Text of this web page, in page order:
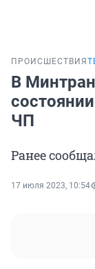
ПРОИСШЕСТВИЯ
В
ЧП
Ранее
17 июля 2023, 10:54